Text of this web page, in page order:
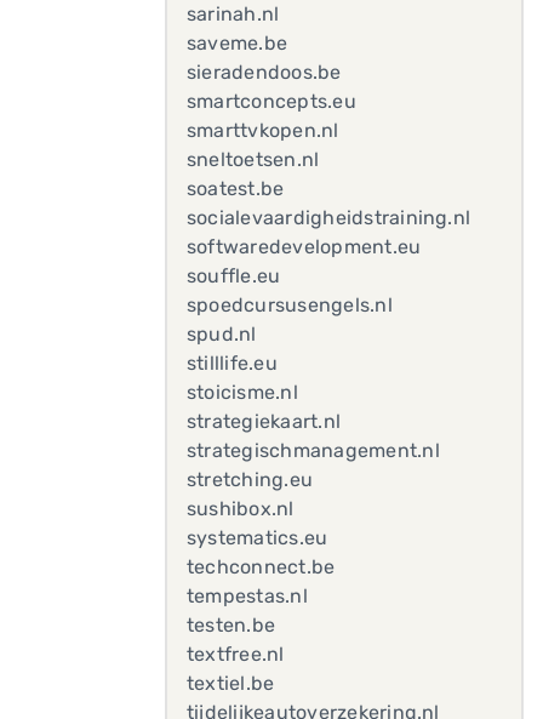
sarinah.nl
saveme.be
sieradendoos.be
smartconcepts.eu
smarttvkopen.nl
sneltoetsen.nl
soatest.be
socialevaardigheidstraining.nl
softwaredevelopment.eu
souffle.eu
spoedcursusengels.nl
spud.nl
stilllife.eu
stoicisme.nl
strategiekaart.nl
strategischmanagement.nl
stretching.eu
sushibox.nl
systematics.eu
techconnect.be
tempestas.nl
testen.be
textfree.nl
textiel.be
tijdelijkeautoverzekering.nl